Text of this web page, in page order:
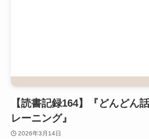
【読書記録164】『どんどん
レーニング』
2026年3月14日